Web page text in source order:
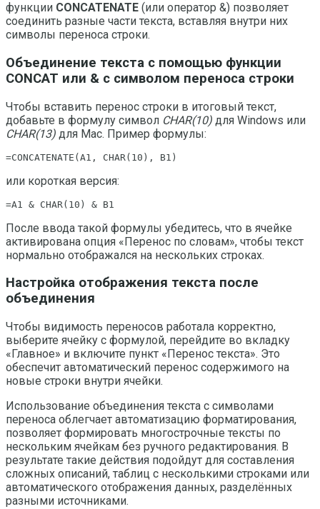
функции CONCATENATE (или оператор &) позволяет
соединить разные части текста, вставляя внутри них
символы переноса строки.
Объединение текста с помощью функции
CONCAT или & с символом переноса строки
Чтобы вставить перенос строки в итоговый текст,
добавьте в формулу символ CHAR(10) для Windows или
CHAR(13) для Mac. Пример формулы:
=CONCATENATE(A1, CHAR(10), B1)
или короткая версия:
=A1 & CHAR(10) & B1
После ввода такой формулы убедитесь, что в ячейке
активирована опция «Перенос по словам», чтобы текст
нормально отображался на нескольких строках.
Настройка отображения текста после
объединения
Чтобы видимость переносов работала корректно,
выберите ячейку с формулой, перейдите во вкладку
«Главное» и включите пункт «Перенос текста». Это
обеспечит автоматический перенос содержимого на
новые строки внутри ячейки.
Использование объединения текста с символами
переноса облегчает автоматизацию форматирования,
позволяет формировать многострочные тексты по
нескольким ячейкам без ручного редактирования. В
результате такие действия подойдут для составления
сложных описаний, таблиц с несколькими строками или
автоматического отображения данных, разделённых
разными источниками.